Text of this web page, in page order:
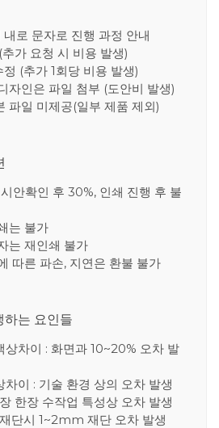
로 문자로 진행 과정 안내
가 요청 시 비용 발생)
(추가 1회당 비용 발생)
자인은 파일 첨부 (도안비 발생)
파일 미제공(일부 제품 제외)
안확인 후 30%, 인쇄 진행 후 불
는 불가
는 재인쇄 불가
따른 파손, 지연은 환불 불가
하는 요인들
상차이 : 화면과 10~20% 오차 발
이 : 기술 환경 상의 오차 발생
한장 수작업 특성상 오차 발생
단시 1~2mm 재단 오차 발생